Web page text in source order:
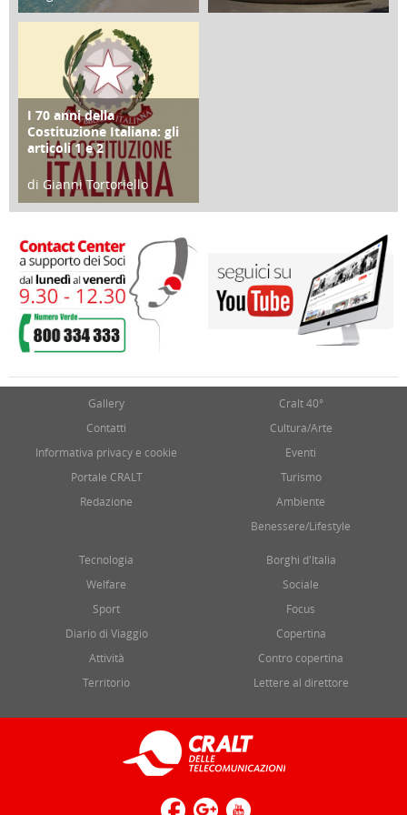
25 Giugno 2016
FOCUS
I 70 anni della
Costituzione Italiana: gli
articoli 1 e 2
di Gianni Tortoriello
17 Marzo 2018
Gallery
Contatti
Informativa privacy e cookie
Portale CRALT
Redazione
Cralt 40°
Cultura/Arte
Eventi
Turismo
Ambiente
Benessere/Lifestyle
Tecnologia
Welfare
Sport
Diario di Viaggio
Attività
Territorio
Borghi d'Italia
Sociale
Focus
Copertina
Contro copertina
Lettere al direttore